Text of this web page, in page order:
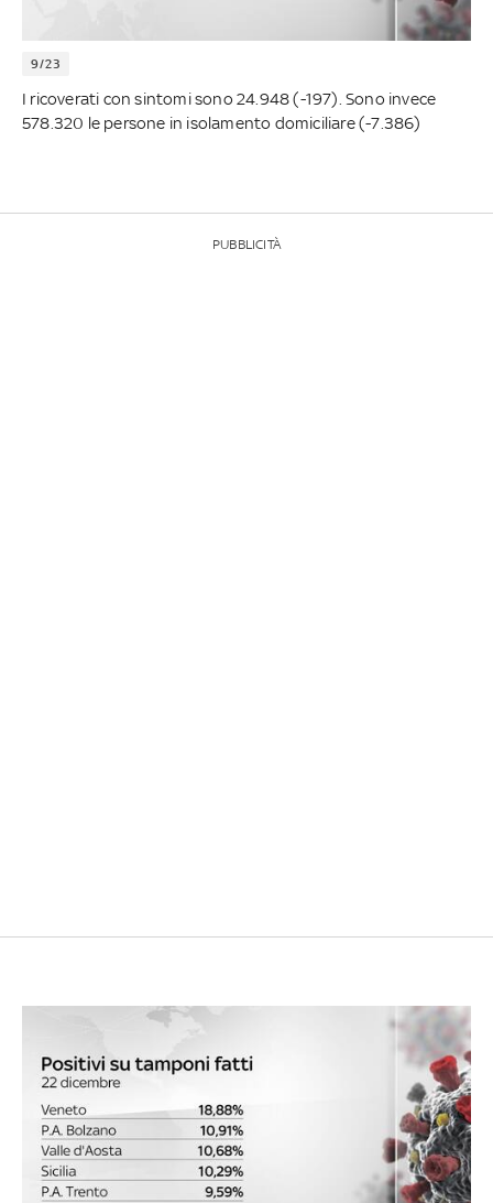
9/23
I ricoverati con sintomi sono 24.948 (-197). Sono invece
578.320 le persone in isolamento domiciliare (-7.386)
PUBBLICITÀ